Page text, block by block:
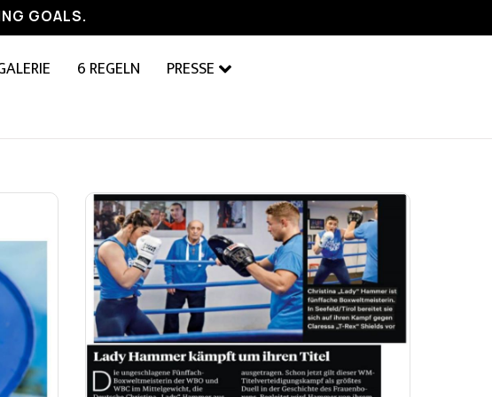
GOALS.
6 REGELN PRESSE